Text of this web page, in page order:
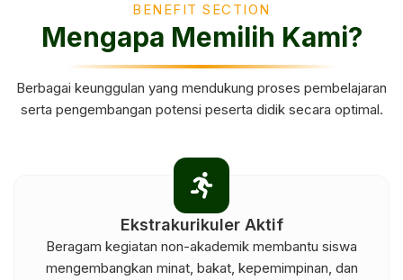
lebih interaktif. Dengan metode
ini, siswa tidak […]
BENEFIT SECTION
Mengapa Memilih Kami?
Berbagai keunggulan yang mendukung proses pembelajaran
serta pengembangan potensi peserta didik secara optimal.
siswa
dan
Dukungan Karier
Program pembinaan dan kerja sama
membantu siswa merencanakan masa